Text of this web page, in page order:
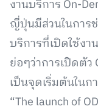
งานบริการ On-
ญี่ปุ่นมีส่วนในการ
บริการที่เปิดใช้งา
ย่อๆว่าการเปิดตั
เป็นจุดเริ่มต้นใน
“The launch of